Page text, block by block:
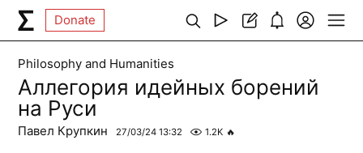
Donate
Philosophy and Humanities
Аллегория идейных борений
на Руси
Павел Крупкин 27/03/24 13:32 1.2K 🔥